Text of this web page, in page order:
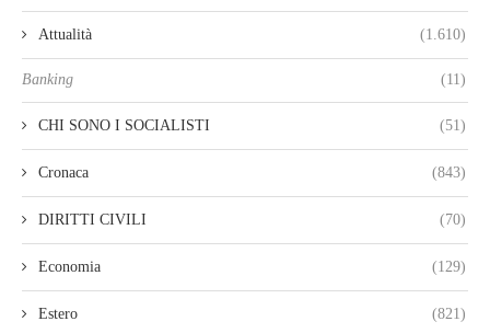
Attualità (1.610)
Banking (11)
CHI SONO I SOCIALISTI (51)
Cronaca (843)
DIRITTI CIVILI (70)
Economia (129)
Estero (821)